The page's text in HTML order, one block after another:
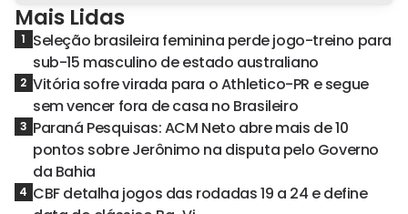
Mais Lidas
1 Seleção brasileira feminina perde jogo-treino para
sub-15 masculino de estado australiano
2 Vitória sofre virada para o Athletico-PR e segue
sem vencer fora de casa no Brasileiro
3 Paraná Pesquisas: ACM Neto abre mais de 10
pontos sobre Jerônimo na disputa pelo Governo
da Bahia
4 CBF detalha jogos das rodadas 19 a 24 e define